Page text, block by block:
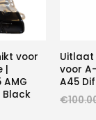
voor
|
Black
Uitlaat
voor
A45
€